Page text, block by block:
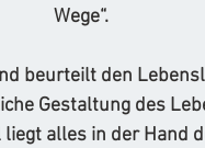
Wege“.
beurteilt den
Gestaltung des
alles in der Hand